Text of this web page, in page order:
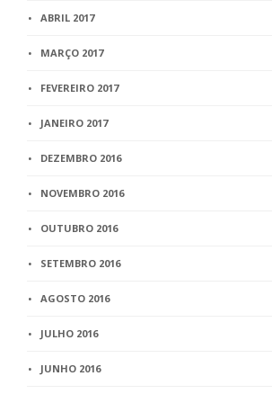
ABRIL 2017
MARÇO 2017
FEVEREIRO 2017
JANEIRO 2017
DEZEMBRO 2016
NOVEMBRO 2016
OUTUBRO 2016
SETEMBRO 2016
AGOSTO 2016
JULHO 2016
JUNHO 2016